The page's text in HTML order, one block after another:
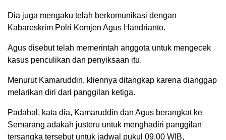
Dia juga mengaku telah berkomunikasi dengan
Kabareskrim Polri Komjen Agus Handrianto.
Agus disebut telah memerintah anggota untuk mengecek
kasus penculikan dan penyiksaan itu.
Menurut Kamaruddin, kliennya ditangkap karena dianggap
melarikan diri dari panggilan ketiga.
Padahal, kata dia, Kamaruddin dan Agus berangkat ke
Semarang adakah justeru untuk menghadiri panggilan
tersangka tersebut untuk jadwal pukul 09.00 WIB,